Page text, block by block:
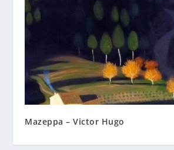
Mazeppa – Victor Hugo